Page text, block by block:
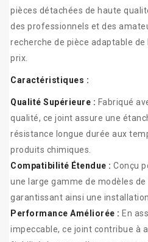
pièces détachées de haute
des professionnels et des
recherche de pièce adaptable
prix.
Caractéristiques :
Qualité Supérieure : Fabriqué
qualité, ce joint assure une
résistance longue durée aux
produits chimiques.
Compatibilité Étendue : Conçu
une large gamme de modèles
garantissant ainsi une
Performance Améliorée : En
impeccable, ce joint contribue à